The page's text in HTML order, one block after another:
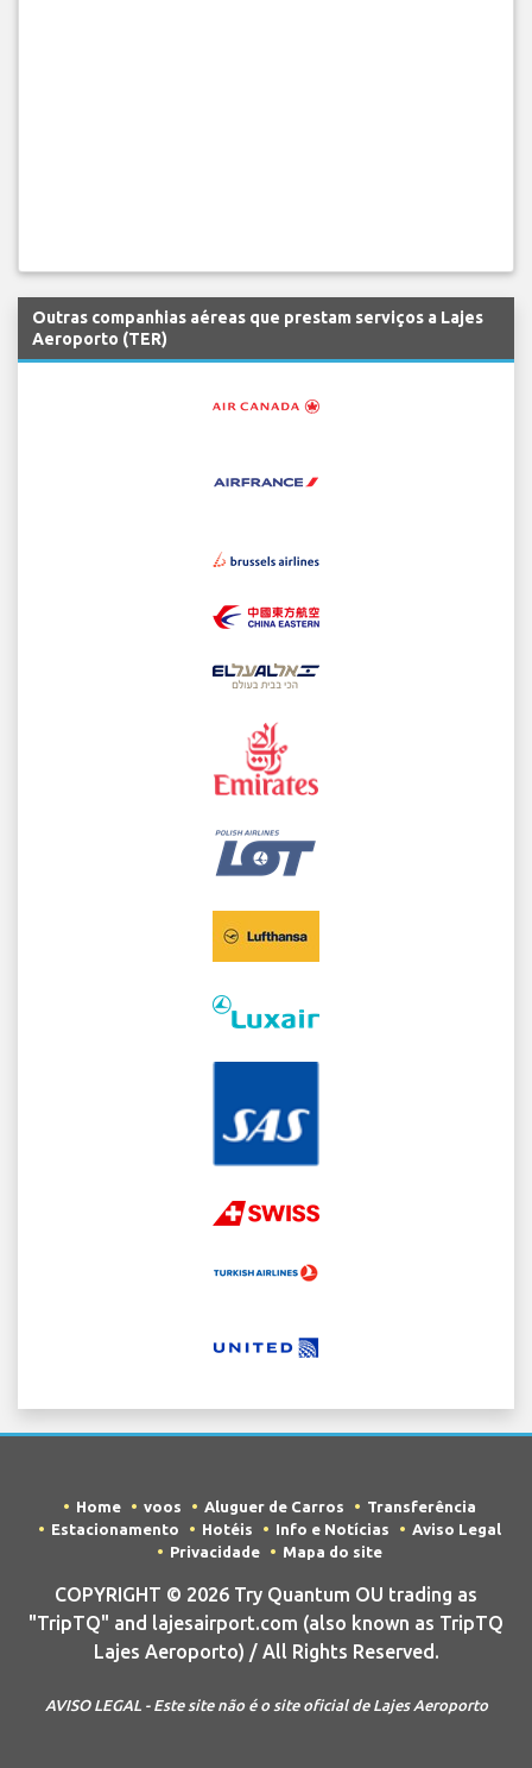
Outras companhias aéreas que prestam serviços a Lajes
Aeroporto (TER)
Home voos Aluguer de Carros
Transferência
Estacionamento
Hotéis Info e Notícias
Aviso Legal
Privacidade
Mapa do site
COPYRIGHT © 2026 Try Quantum OU trading as
"TripTQ" and lajesairport.com (also known as TripTQ
Lajes Aeroporto) / All Rights Reserved.
AVISO LEGAL - Este site não é o site oficial de Lajes Aeroporto